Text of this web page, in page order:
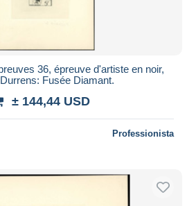
36, épreuve d'artiste en noir,
Fusée Diamant.
± 144,44 USD
Professionista